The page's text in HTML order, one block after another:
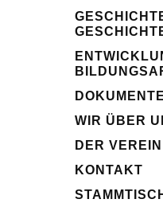
WIR ÜBER
DER VEREIN
KONTAKT